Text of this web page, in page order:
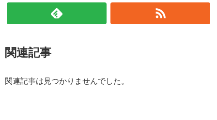
関連記事
関連記事は見つかりませんでした。